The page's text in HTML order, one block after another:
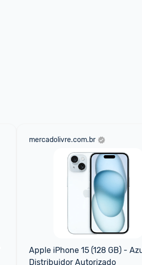
mercadolivre.com.br
Apple iPhone 15 (128 GB) -
Distribuidor Autorizado